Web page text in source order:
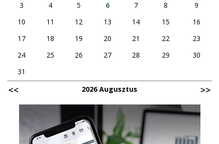
3
4 5 6 7 8
9
10
11 12 13 14 15
16
17
18 19 20 21 22
23
24
25 26 27 28 29
30
31
2026 Augusztus